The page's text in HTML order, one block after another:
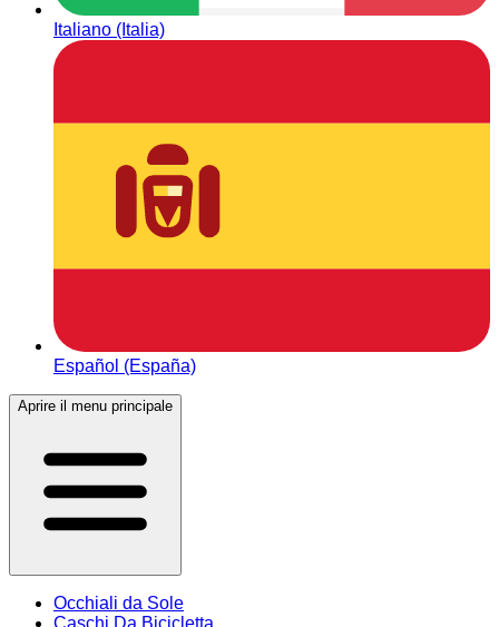
Italiano (Italia)
Español (España)
Aprire il menu principale
Occhiali da Sole